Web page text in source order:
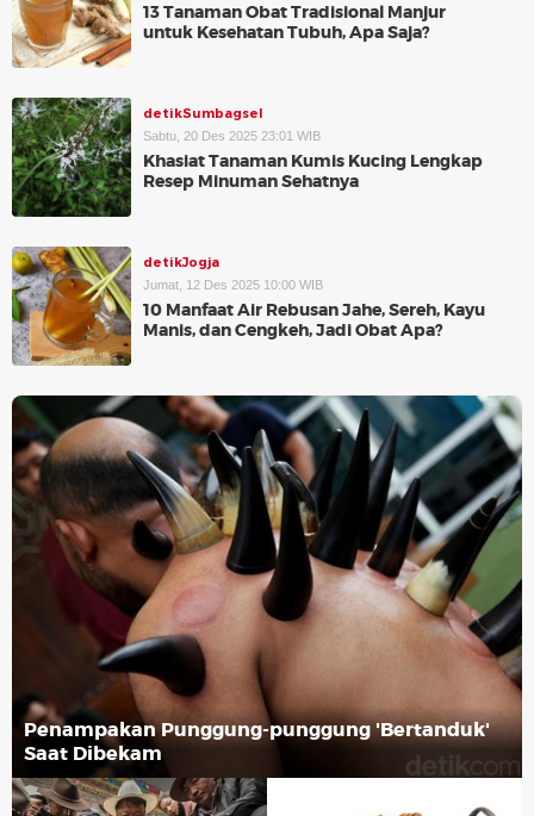
13 Tanaman Obat Tradisional Manjur
untuk Kesehatan Tubuh, Apa Saja?
detikSumbagsel
Sabtu, 20 Des 2025 23:01 WIB
Khasiat Tanaman Kumis Kucing Lengkap
Resep Minuman Sehatnya
detikJogja
Jumat, 12 Des 2025 10:00 WIB
10 Manfaat Air Rebusan Jahe, Sereh, Kayu
Manis, dan Cengkeh, Jadi Obat Apa?
Penampakan Punggung-punggung 'Bertanduk'
Saat Dibekam